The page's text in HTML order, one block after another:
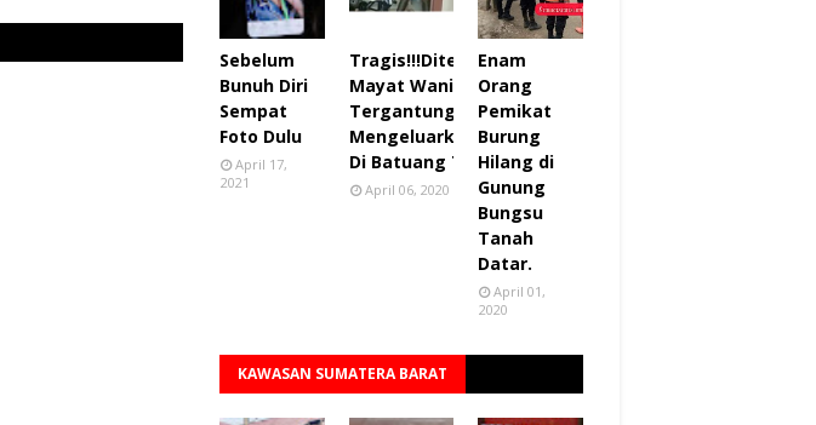
Sebelum
Bunuh Diri
Sempat
Foto Dulu
April 17,
2021
Tragis!!!Ditemukan
Mayat Wanita
Tergantung sudah
Mengeluarkan Bau
Di Batuang Taba.
April 06, 2020
Enam
Orang
Pemikat
Burung
Hilang di
Gunung
Bungsu
Tanah
Datar.
April 01,
2020
KAWASAN SUMATERA BARAT
Lihat semua